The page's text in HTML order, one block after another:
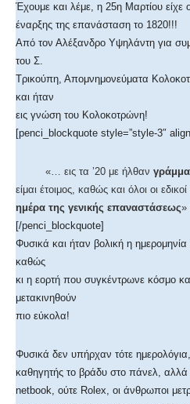
Έχουμε και λέμε, η 25η Μαρτίου είχε
έναρξης της επανάσταση το 1820!!!
Από τον Αλέξανδρο Υψηλάντη για
του Σ.
Τρικούπη, Απομνημονεύματα
και ήταν
εις γνώση του Κολοκοτρώνη!
[penci_blockquote style=”style-3″
«… εις τα ’20 με ήλθαν
είμαι έτοιμος, καθώς και όλοι οι
ημέρα της γενικής επαναστάσεως»
[/penci_blockquote]
Φυσικά και ήταν βολική η ημερομηνία
καθώς
κι η εορτή που συγκέντρωνε κόσμο
μετακινηθούν
πιο εύκολα!
Φυσικά δεν υπήρχαν τότε
καθηγητής το βράδυ στο πάνελ,
netbook, ούτε Rolex, οι άνθρωποι